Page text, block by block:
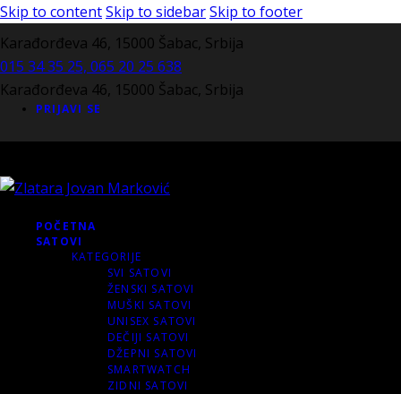
Skip to contentSkip to sidebarSkip to footer
Karađorđeva 46, 15000 Šabac, Srbija
015 34 35 25, 065 20 25 638
Karađorđeva 46, 15000 Šabac, Srbija
PRIJAVI SE
POČETNA
SATOVI
KATEGORIJE
SVI SATOVI
ŽENSKI SATOVI
MUŠKI SATOVI
UNISEX SATOVI
DEČIJI SATOVI
DŽEPNI SATOVI
SMARTWATCH
ZIDNI SATOVI